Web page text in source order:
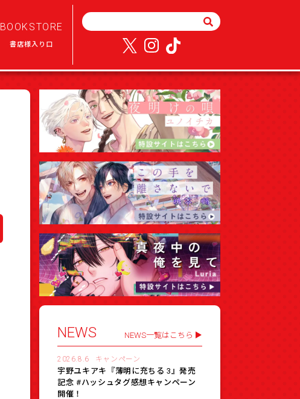
BOOKSTORE
書店様入り口
NEWS NEWS一覧はこちら
2026.8.6 キャンペーン
宇野ユキアキ『薄明に充ちる 3』発売
記念 #ハッシュタグ感想キャンペーン
開催！